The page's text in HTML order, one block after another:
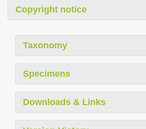
Copyright notice
Taxonomy
Specimens
Downloads & Links